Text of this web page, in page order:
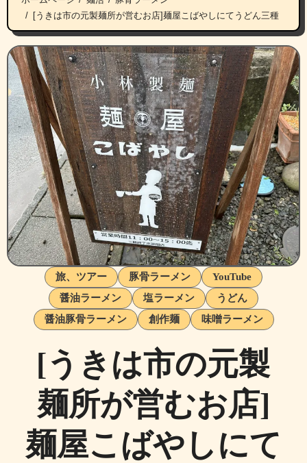
[うきは市の元製麺所が営むお店]麺屋こばやしにてうどん三種
旅、ツアー 豚骨ラーメン
YouTube
醤油ラーメン
塩ラーメン
うどん
醤油豚骨ラーメン
創作麺 味噌ラーメン
[うきは市の元製
麺所が営むお店]
麺屋こばやしにて